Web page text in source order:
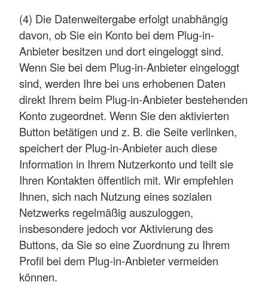
(4) Die Datenweitergabe erfolgt unabhängig
davon, ob Sie ein Konto bei dem Plug-in-
Anbieter besitzen und dort eingeloggt sind.
Wenn Sie bei dem Plug-in-Anbieter eingeloggt
sind, werden Ihre bei uns erhobenen Daten
direkt Ihrem beim Plug-in-Anbieter bestehenden
Konto zugeordnet. Wenn Sie den aktivierten
Button betätigen und z. B. die Seite verlinken,
speichert der Plug-in-Anbieter auch diese
Information in Ihrem Nutzerkonto und teilt sie
Ihren Kontakten öffentlich mit. Wir empfehlen
Ihnen, sich nach Nutzung eines sozialen
Netzwerks regelmäßig auszuloggen,
insbesondere jedoch vor Aktivierung des
Buttons, da Sie so eine Zuordnung zu Ihrem
Profil bei dem Plug-in-Anbieter vermeiden
können.